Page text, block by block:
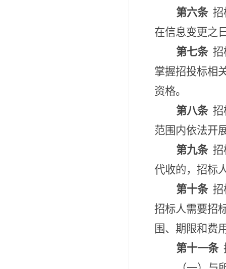
第六条 招
在信息变更之
第七条 招
掌握招投标相
资格。
第八条 招
范围内依法开
第九条 招
代收的，招标
第十条 招
招标人需要招
围、期限和费
第十一条